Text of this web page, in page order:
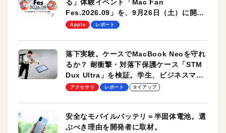
る」体験イベント「Mac Fan
Fes.2026.09」を、9月26日（土）に開催
します！
Apple レポート
落下実験。ケースでMacBook Neoを守れ
るか？ 耐衝撃・対落下保護ケース「STM
Dux Ultra」を検証。学生、ビジネスマン
のモバイルユースに最適！
アクセサリ レポート タイアップ
安全なモバイルバッテリ＝半固体電池。選
ぶべき理由を開発者に取材。